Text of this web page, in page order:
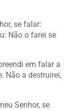
se falar:
Não o farei se
em falar a
Não a destruirei,
Senhor, se